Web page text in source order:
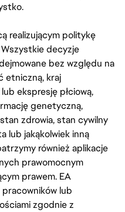
realizującym politykę
decyzje
bez względu na
etniczną, kraj
ekspresję płciową,
genetyczną,
zdrowia, stan cywilny
lub jakąkolwiek inną
również aplikacje
prawomocnym
prawem. EA
lub
zgodnie z